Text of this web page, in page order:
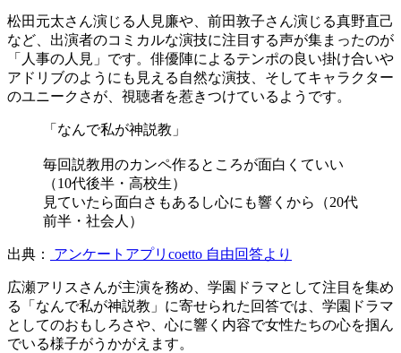
松田元太さん演じる人見廉や、前田敦子さん演じる真野直己
など、出演者のコミカルな演技に注目する声が集まったのが
「人事の人見」です。俳優陣によるテンポの良い掛け合いや
アドリブのようにも見える自然な演技、そしてキャラクター
のユニークさが、視聴者を惹きつけているようです。
「なんで私が神説教」
毎回説教用のカンペ作るところが面白くていい
（10代後半・高校生）
見ていたら面白さもあるし心にも響くから（20代
前半・社会人）
出典： アンケートアプリcoetto 自由回答より
広瀬アリスさんが主演を務め、学園ドラマとして注目を集め
る「なんで私が神説教」に寄せられた回答では、学園ドラマ
としてのおもしろさや、心に響く内容で女性たちの心を掴ん
でいる様子がうかがえます。